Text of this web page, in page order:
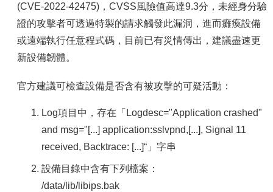
務
陣
容
服
資
(CVE-2022-42475)，CVSS風險值高達9.3分，未經身分驗
證的攻擊者可透過特製的請求觸發此漏洞，進而癱瘓設備
或遠端執行任意程式碼，目前已有災情傳出，建議盡速更
新設備韌體。
官方建議可檢查設備是否含有被攻擊的可疑活動：
Log項目中，存在「Logdesc="Application crashed"
and msg="[...] application:sslvpnd,[...], Signal 11
received, Backtrace: [...]“」字串
設備目錄中含有下列檔案：
/data/lib/libips.bak